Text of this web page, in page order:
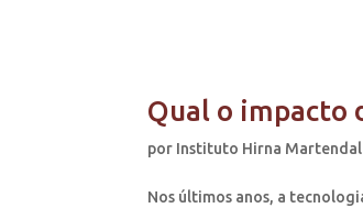
Qual o impacto
por Instituto Hirna Martendal
Nos últimos anos, a